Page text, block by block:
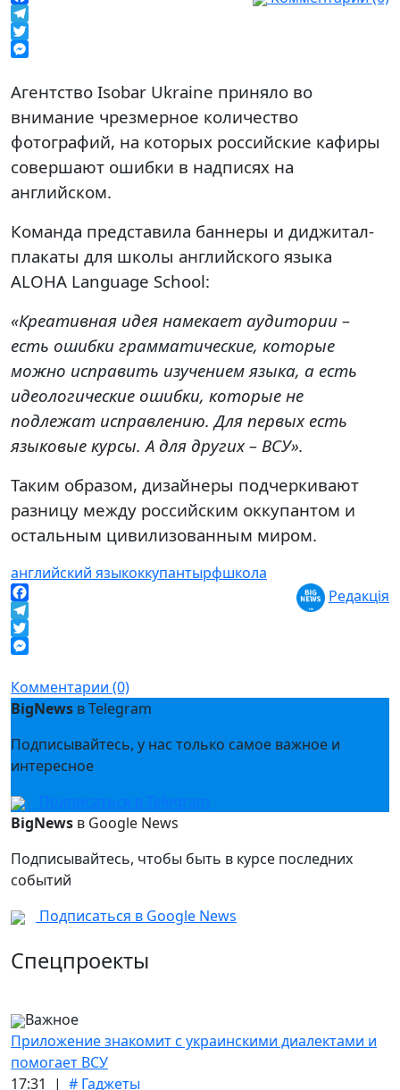
Facebook
Telegram
Twitter
Агентство Isobar Ukraine приняло во
внимание чрезмерное количество
фотографий, на которых российские кафиры
совершают ошибки в надписях на
английском.
Команда представила баннеры и диджитал-
плакаты для школы английского языка
ALOHA Language School:
«Креативная идея намекает аудитории –
есть ошибки грамматические, которые
можно исправить изучением языка, а есть
идеологические ошибки, которые не
подлежат исправлению. Для первых есть
языковые курсы. А для других – ВСУ».
Таким образом, дизайнеры подчеркивают
разницу между российским оккупантом и
остальным цивилизованным миром.
английский языкоккупантырфшкола
Facebook
Telegram
Twitter
Редакція
Комментарии (0)
BigNews в Telegram
Подписывайтесь, у нас только самое важное и
интересное
Подписаться в Telegram
BigNews в Google News
Подписывайтесь, чтобы быть в курсе последних
событий
Подписаться в Google News
Спецпроекты
Важное
Приложение знакомит с украинскими диалектами и
помогает ВСУ
17:31 | # Гаджеты